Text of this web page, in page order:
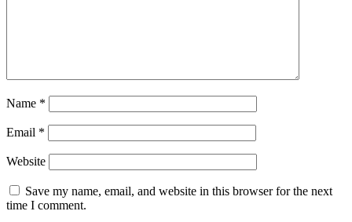
Name *
Email *
Website
Save my name, email, and website in this browser for the next
time I comment.